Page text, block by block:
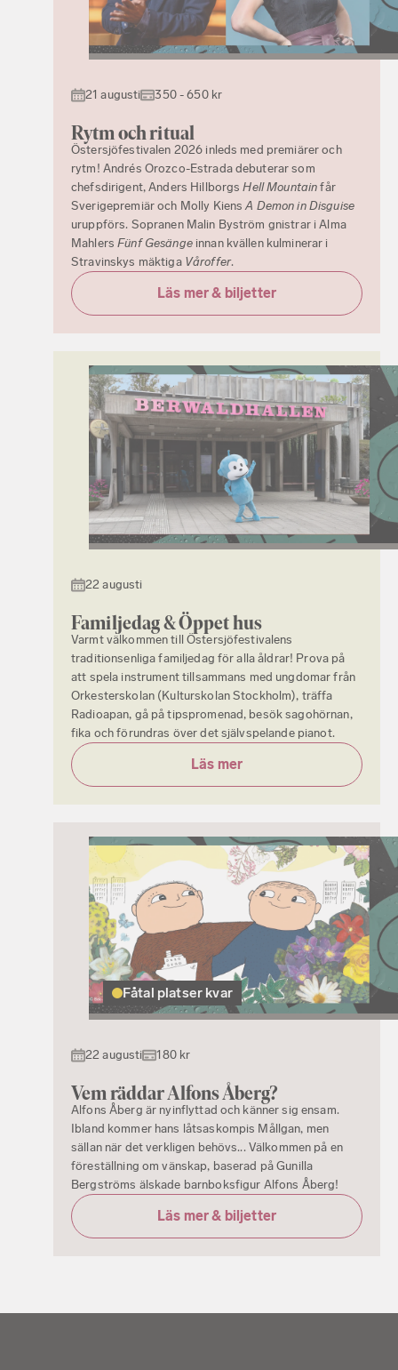
21 augusti 350 - 650 kr
Rytm och ritual
Östersjöfestivalen 2026 inleds med premiärer och
rytm! Andrés Orozco-Estrada debuterar som
chefsdirigent, Anders HillborgsHell Mountainfår
Sverigepremiär och Molly KiensA Demon in Disguise
uruppförs. Sopranen Malin Byström gnistrar i Alma
MahlersFünf Gesänge innan kvällen kulminerar i
Stravinskys mäktiga Våroffer.
Läs mer & biljetter
22 augusti
Familjedag & Öppet hus
Varmt välkommen till Östersjöfestivalens
traditionsenliga familjedag för alla åldrar! Prova på
att spela instrument tillsammans med ungdomar från
Orkesterskolan (Kulturskolan Stockholm), träffa
Radioapan, gå på tipspromenad, besök sagohörnan,
fika och förundras över det självspelande pianot.
Läs mer
Fåtal platser kvar
22 augusti 180 kr
Vem räddar Alfons Åberg?
Alfons Åberg är nyinflyttad och känner sig ensam.
Ibland kommer hans låtsaskompis Mållgan, men
sällan när det verkligen behövs... Välkommen på en
föreställning om vänskap, baserad på Gunilla
Bergströms älskade barnboksfigur Alfons Åberg!
Läs mer & biljetter